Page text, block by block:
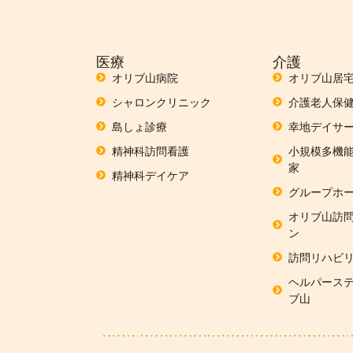
医療
オリブ山病院
シャロンクリニック
島しょ診療
精神科訪問看護
精神科デイケア
介護
オリブ山居
介護老人保
幸地デイサ
小規模多機
家
グループホ
オリブ山訪
ン
訪問リハビ
ヘルパース
ブ山